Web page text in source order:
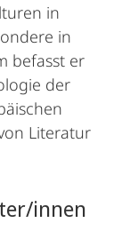
in
in
befasst er
der
Literatur
innen